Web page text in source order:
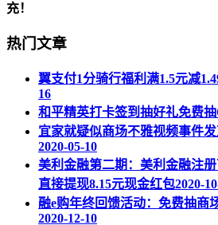
充！
热门文章
翼支付1分骑行福利满1.5元减
16
和平精英打卡签到抽好礼免费
宜家就疑似商场不雅视频事件
2020-05-10
美利金融第二期：美利金融注
直接提现8.15元现金红包2020-
融e购年终回馈活动：免费抽商
2020-12-10